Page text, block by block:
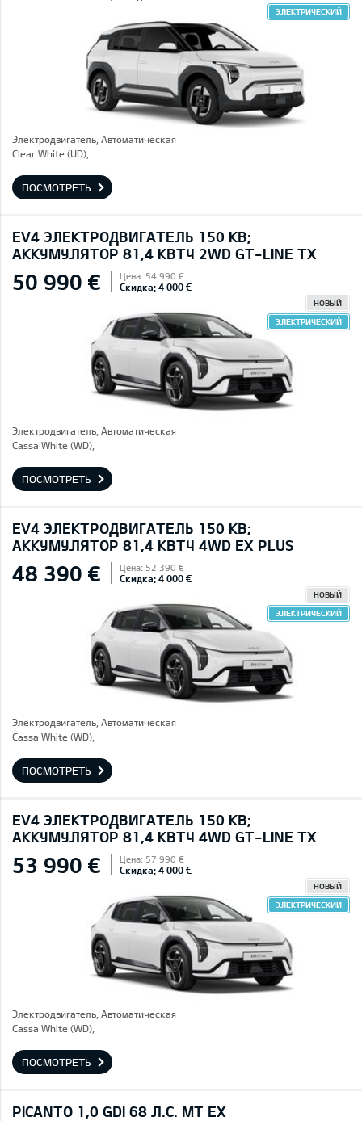
ЭЛЕКТРИЧЕСКИЙ
Электродвигатель, Автоматическая
Clear White (UD),
ПОСМОТРЕТЬ
EV4 ЭЛЕКТРОДВИГАТЕЛЬ 150 КВ;
AККУМУЛЯТОР 81,4 КВТЧ 2WD GT-LINE TX
50 990 € Цена: 54 990 €
Скидка: 4 000 €
НОВЫЙ
ЭЛЕКТРИЧЕСКИЙ
Электродвигатель, Автоматическая
Cassa White (WD),
ПОСМОТРЕТЬ
EV4 ЭЛЕКТРОДВИГАТЕЛЬ 150 КВ;
AККУМУЛЯТОР 81,4 КВТЧ 4WD EX PLUS
48 390 € Цена: 52 390 €
Скидка: 4 000 €
НОВЫЙ
ЭЛЕКТРИЧЕСКИЙ
Электродвигатель, Автоматическая
Cassa White (WD),
ПОСМОТРЕТЬ
EV4 ЭЛЕКТРОДВИГАТЕЛЬ 150 КВ;
AККУМУЛЯТОР 81,4 КВТЧ 4WD GT-LINE TX
53 990 € Цена: 57 990 €
Скидка: 4 000 €
НОВЫЙ
ЭЛЕКТРИЧЕСКИЙ
Электродвигатель, Автоматическая
Cassa White (WD),
ПОСМОТРЕТЬ
PICANTO 1,0 GDI 68 Л.С. MT EX